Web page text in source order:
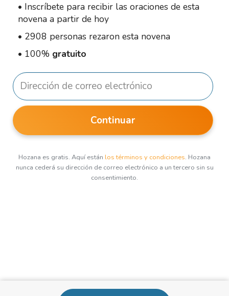
• Inscríbete para recibir las oraciones de esta
novena a partir de hoy
• 2908 personas rezaron esta novena
• 100% gratuito
Continuar
Hozana es gratis. Aquí están los términos y condiciones. Hozana
nunca cederá su dirección de correo electrónico a un tercero sin su
consentimiento.